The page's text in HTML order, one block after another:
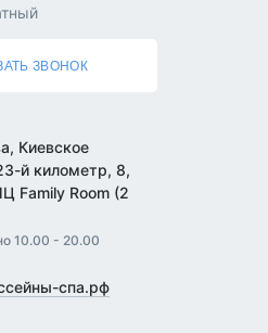
ЗВОНОК
Киевское
й километр, 8,
Family Room (2
10.00 - 20.00
спа.рф